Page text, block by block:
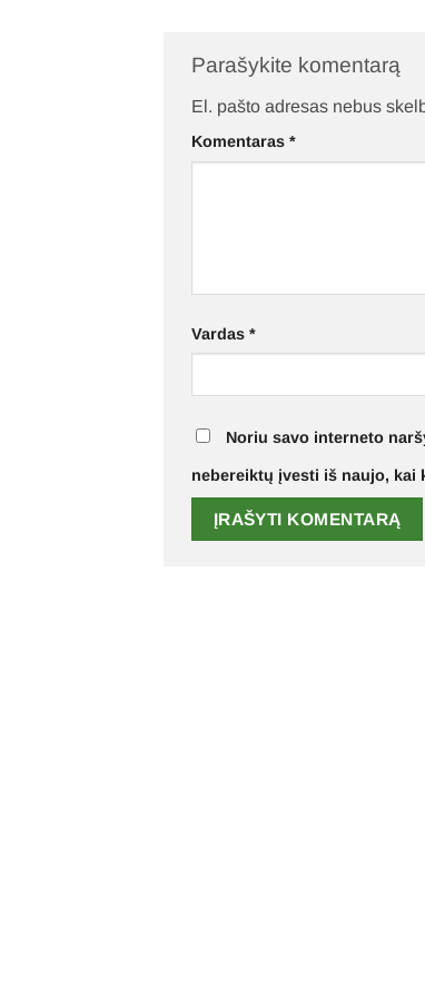
Parašykite komentarą
El. pašto adresas nebus
Komentaras *
Vardas *
Noriu savo interneto
nebereiktų įvesti iš naujo, kai